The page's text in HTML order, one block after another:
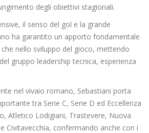
degli obiettivi stagionali.
il senso del gol e la grande
ha garantito un apporto fondamentale
nello sviluppo del gioco, mettendo
gruppo leadership tecnica, esperienza
nel vivaio romano, Sebastiani porta
tra Serie C, Serie D ed Eccellenza
Atletico Lodigiani, Trastevere, Nuova
Civitavecchia, confermando anche con i